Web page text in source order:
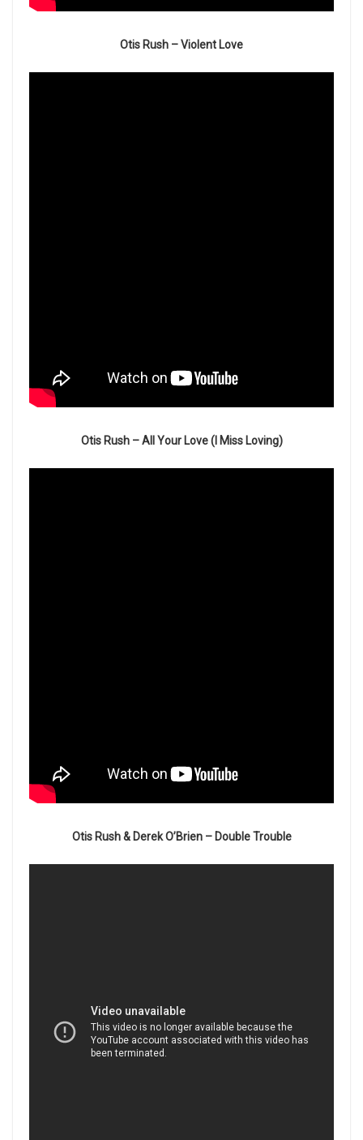
Otis Rush – Violent Love
Otis Rush – All Your Love (I Miss Loving)
Otis Rush & Derek O’Brien – Double Trouble